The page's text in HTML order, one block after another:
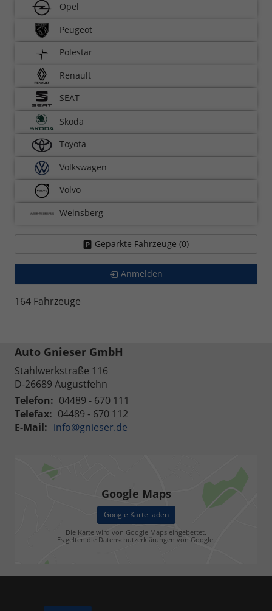
Opel
Peugeot
Polestar
Renault
SEAT
Skoda
Toyota
Volkswagen
Volvo
Weinsberg
Geparkte Fahrzeuge (0)
Anmelden
164 Fahrzeuge
Auto Gnieser GmbH
Stahlwerkstraße 116
D-26689 Augustfehn
Telefon: 04489 - 670 111
Telefax: 04489 - 670 112
E-Mail: info@gnieser.de
Google Maps
Google Karte laden
Die Karte wird von Google Maps eingebettet.
Es gelten die Datenschutzerklärungen von Google.